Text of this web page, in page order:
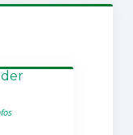
der